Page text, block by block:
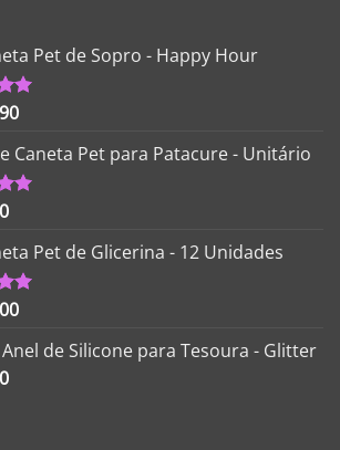
Pet de Sopro - Happy Hour
Caneta Pet para Patacure - Unitário
Pet de Glicerina - 12 Unidades
de Silicone para Tesoura - Glitter